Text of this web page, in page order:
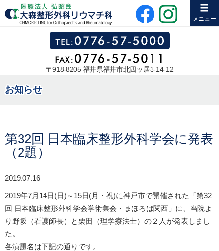
メニュー
〒918-8205 福井県福井市北四ッ居3-14-12
お知らせ
第32回 日本臨床整形外科学会に発表
（2題）
2019.07.16
2019年7月14日(日)～15日(月・祝)に神戸市で開催された「第32
回 日本臨床整形外科学会学術集会・まほろば関西」に、当院よ
り野坂（看護師長）と栗田（理学療法士）の２人が発表しまし
た。
各演題名は下記の通りです。